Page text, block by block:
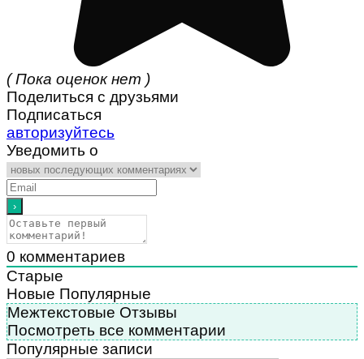
( Пока оценок нет )
Поделиться с друзьями
Подписаться
авторизуйтесь
Уведомить о
0 комментариев
Старые
Новые Популярные
Межтекстовые Отзывы
Посмотреть все комментарии
Популярные записи